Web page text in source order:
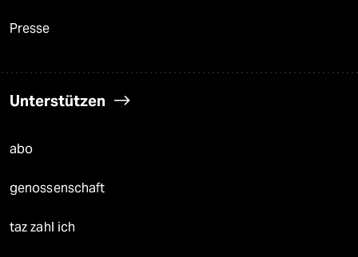
Presse
Unterstützen
abo
genossenschaft
taz zahl ich